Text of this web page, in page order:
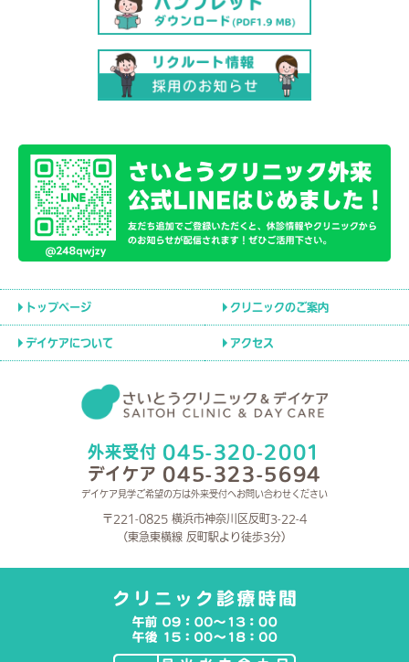
トップページ クリニックのご案内
デイケアについて アクセス
外来受付 045-320-2001
デイケア 045-323-5694
デイケア見学ご希望の方は外来受付へお問い合わせください
〒221-0825 横浜市神奈川区反町3-22-4
（東急東横線 反町駅より徒歩3分）